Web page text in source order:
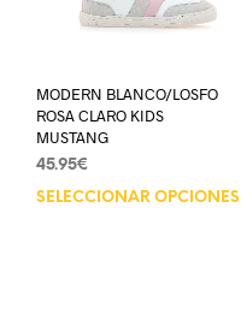
MODERN BLANCO/LOSFO
ROSA CLARO KIDS
MUSTANG
45.95€
SELECCIONAR OPCIONES